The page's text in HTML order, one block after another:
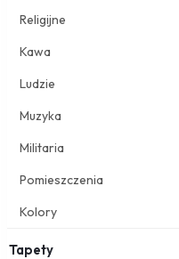
Religijne
Kawa
Ludzie
Muzyka
Militaria
Pomieszczenia
Kolory
Tapety